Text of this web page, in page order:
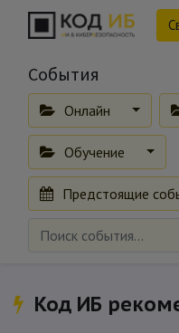
События
Онлайн
Обучение
Предстоящие
Код ИБ